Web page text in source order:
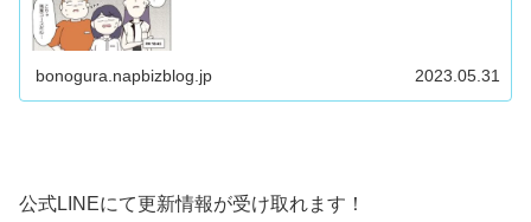
bonogura.napbizblog.jp 2023.05.31
公式LINEにて更新情報が受け取れます！